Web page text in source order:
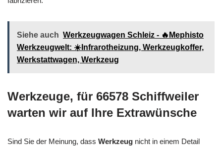
Siehe auch Werkzeugwagen Schleiz - 🔥Mephisto
Werkzeugwelt: ☀️Infrarotheizung, Werkzeugkoffer,
Werkstattwagen, Werkzeug
Werkzeuge, für 66578 Schiffweiler
warten wir auf Ihre Extrawünsche
Sind Sie der Meinung, dass Werkzeug nicht in einem Detail